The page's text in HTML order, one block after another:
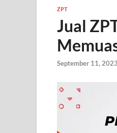
ZPT
Jual
September 11, 2023